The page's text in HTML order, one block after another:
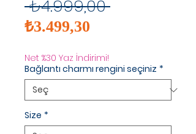
₺4.999,00 Normal
₺3.499,30
Net %30 Yaz İndirimi!
Bağlantı charmı rengini seçiniz *
Size *